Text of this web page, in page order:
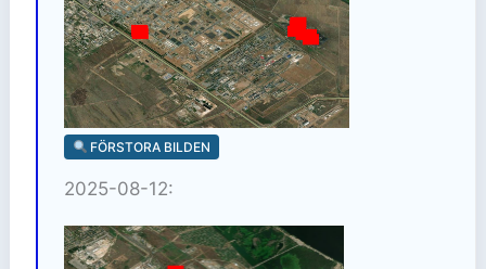
FÖRSTORA BILDEN
2025-08-12: